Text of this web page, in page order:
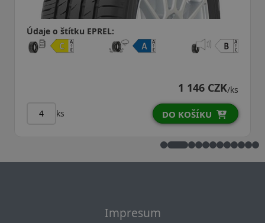
DO KOŠÍKU ks
Impresum